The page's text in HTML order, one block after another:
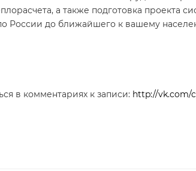
а также подготовка проекта
России до ближайшего к вашему
в комментариях к записи: http://vk.com/